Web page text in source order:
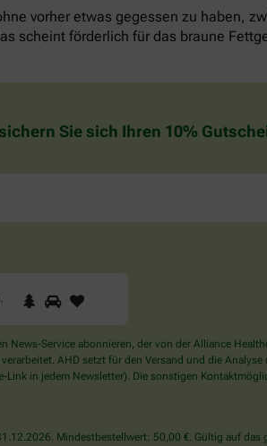
vorher etwas gegessen zu haben,
scheint förderlich für das braune
Sie sich Ihren 10%
.
Sind
Sie
Mensch?
Dann
wählen
Baum.
1 2
News-Service abonnieren, der von der Alliance
AHD setzt für den Versand und die
in jedem Newsletter). Die sonstigen
Mindestbestellwert: 50,00 €. Gültig auf